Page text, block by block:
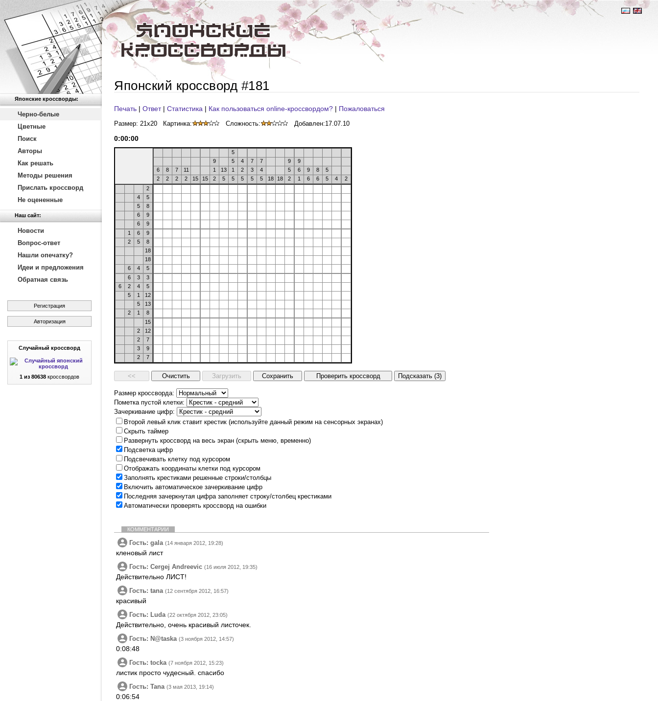
Японские кроссворды:
Черно-белые
Цветные
Поиск
Авторы
Как решать
Методы решения
Прислать кроссворд
Не оцененные
Наш сайт:
Новости
Вопрос-ответ
Нашли опечатку?
Идеи и предложения
Обратная связь
Регистрация
Авторизация
Случайный кроссворд
1 из 80638 кроссвордов
Японский кроссворд #181
Печать | Ответ| Статистика | Как пользоваться online-кроссвордом? | Пожаловаться
Размер: 21x20 Картинка: Сложность: Добавлен:17.07.10
0:00:00
5
9
5 4 7 7 9
9
6
8 7 11 1 13 1 2 3 4 5 6 9 8
5
2
2 2 2 15 15 2 5 5 5 5 5 18 18 2 1 6 6 5 4
2
2
4
5
5
8
6
9
6
9
1
6
9
2
5
8
18
18
6
4
5
6
3
3
6
2 4
5
5
1
12
5
13
2
1
8
15
2
12
2
7
3
9
2
7
Размер кроссворда:
Пометка пустой клетки:
Зачеркивание цифр:
Второй левый клик ставит крестик (используйте данный режим на сенсорных экранах)
Скрыть таймер
Развернуть кроссворд на весь экран (скрыть меню, временно)
Подсветка цифр
Подсвечивать клетку под курсором
Отображать координаты клетки под курсором
Заполнять крестиками решенные строки/столбцы
Включить автоматическое зачеркивание цифр
Последняя зачеркнутая цифра заполняет строку/столбец крестиками
Автоматически проверять кроссворд на ошибки
КОММЕНТАРИИ
Гость: gala (14 января 2012, 19:28)
кленовый лист
Гость: Cergej Andreevic (16 июля 2012, 19:35)
Действительно ЛИСТ!
Гость: tana (12 сентября 2012, 16:57)
красивый
Гость: Luda (22 октября 2012, 23:05)
Действительно, очень красивый листочек.
Гость: N@taska (3 ноября 2012, 14:57)
0:08:48
Гость: tocka (7 ноября 2012, 15:23)
листик просто чудесный. спасибо
Гость: Tana (3 мая 2013, 19:14)
0:06:54